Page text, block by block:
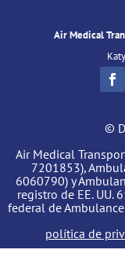
Air Medical
©
Air Medical
7201853),
6060790) y
registro de EE. UU.
federal de
política de